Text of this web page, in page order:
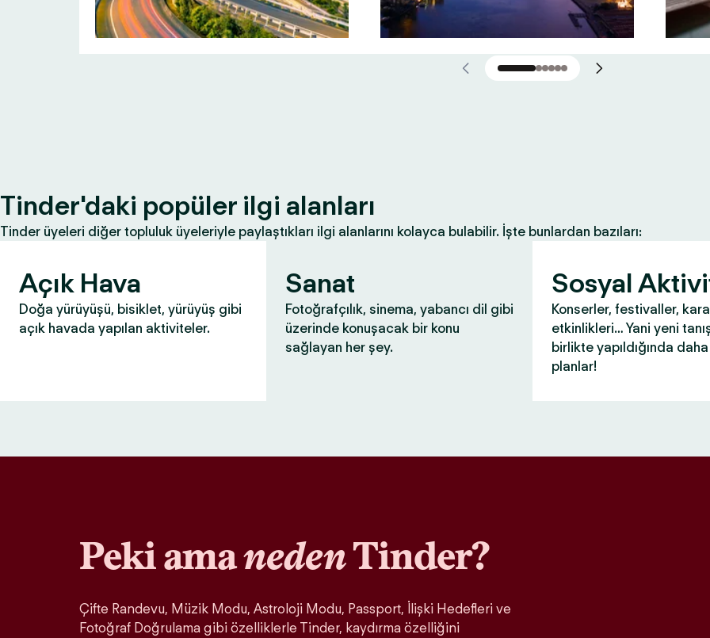
Tinder'daki popüler ilgi alanları
Tinder üyeleri diğer topluluk üyeleriyle paylaştıkları ilgi alanlarını kolayca bulabilir. İşte bunlardan bazıları:
Açık Hava
Doğa yürüyüşü, bisiklet, yürüyüş gibi
açık havada yapılan aktiviteler.
Sanat
Fotoğrafçılık, sinema, yabancı dil gibi
üzerinde konuşacak bir konu
sağlayan her şey.
Sosyal
Konserler, festivaller,
etkinlikleri… Yani yeni
birlikte yapıldığında
planlar!
Peki amanedenTinder?
Çifte Randevu, Müzik Modu, Astroloji Modu, Passport, İlişki Hedefleri ve
Fotoğraf Doğrulama gibi özelliklerle Tinder, kaydırma özelliğini